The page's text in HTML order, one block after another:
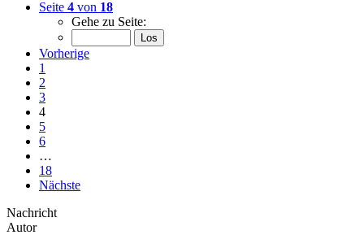
Seite 4 von 18
Gehe zu Seite:
Vorherige
1
2
3
4
5
6
…
18
Nächste
Nachricht
Autor